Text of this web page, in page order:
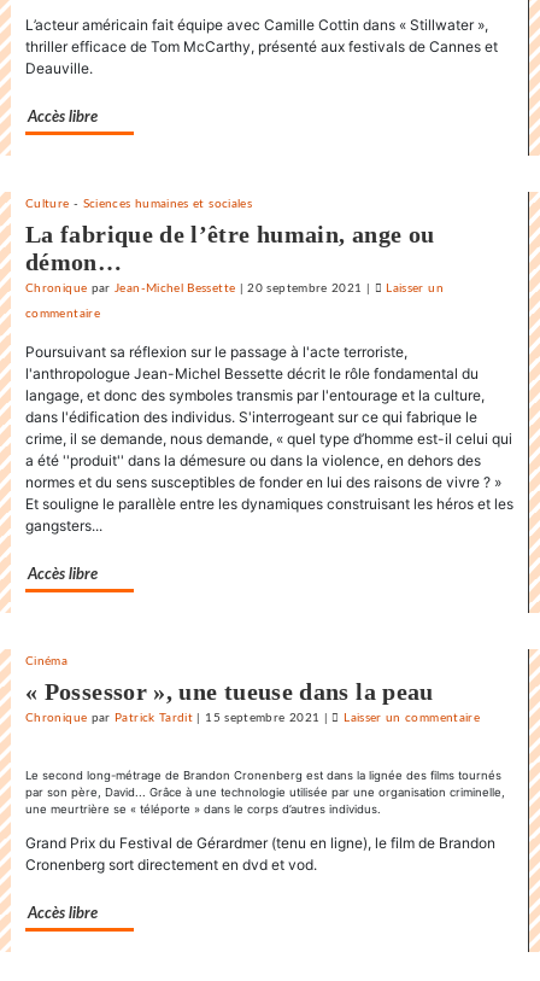
«
Karnawal
L’acteur américain fait équipe avec Camille Cottin dans « Stillwater »,
thriller efficace de Tom McCarthy, présenté aux festivals de Cannes et
Deauville.
Accès libre
Culture - Sciences humaines et sociales
La fabrique de l’être humain, ange ou
démon…
Chronique par Jean-Michel Bessette |20 septembre 2021 Laisser un
commentaireon
endiablée
du
«
Karnawal
»
Poursuivant sa réflexion sur le passage à l'acte terroriste,
l'anthropologue Jean-Michel Bessette décrit le rôle fondamental du
langage, et donc des symboles transmis par l'entourage et la culture,
dans l'édification des individus. S'interrogeant sur ce qui fabrique le
crime, il se demande, nous demande, « quel type d’homme est-il celui qui
a été ''produit'' dans la démesure ou dans la violence, en dehors des
normes et du sens susceptibles de fonder en lui des raisons de vivre ? »
Et souligne le parallèle entre les dynamiques construisant les héros et les
gangsters...
Accès libre
Cinéma
« Possessor », une tueuse dans la peau
Chronique par Patrick Tardit 15 septembre 2021 Laisser un commentaire
danse
endiablée
«
Karnawal
Le second long-métrage de Brandon Cronenberg est dans la lignée des films tournés
par son père, David... Grâce à une technologie utilisée par une organisation criminelle,
une meurtrière se « téléporte » dans le corps d’autres individus.
Grand Prix du Festival de Gérardmer (tenu en ligne), le film de Brandon
Cronenberg sort directement en dvd et vod.
Accès libre